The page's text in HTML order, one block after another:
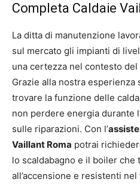
Completa Caldaie
La ditta di manutenzione
sul mercato gli impianti di
una certezza nel contesto
Grazie alla nostra
trovare la funzione delle
non perdere energia durante
sulle riparazioni. Con l’
Vaillant Roma potrai
lo scaldabagno e il boiler
all’accensione e resistenti nel